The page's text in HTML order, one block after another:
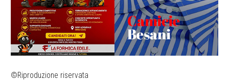
©Riproduzione riservata